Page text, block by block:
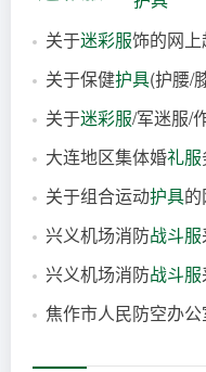
关于迷彩服饰的网
关于保健护具(护腰/
关于迷彩服/军迷服/
大连地区集体婚礼服
关于组合运动护具
兴义机场消防战斗服
兴义机场消防战斗服